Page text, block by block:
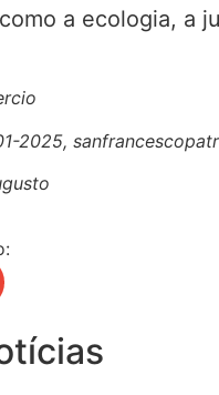
a ecologia, a
2025,